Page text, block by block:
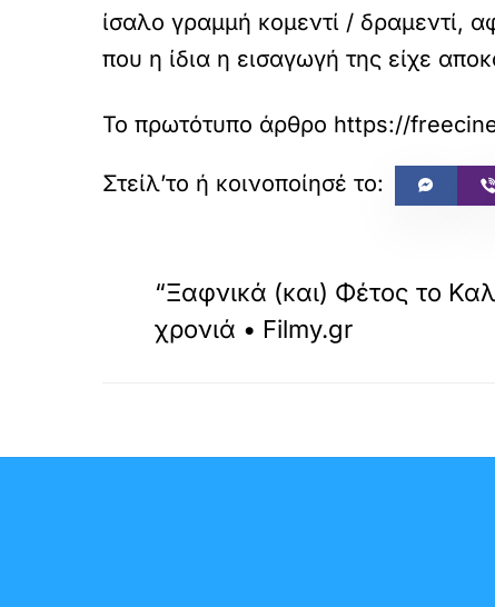
ίσαλο γραμμή κομεντί / δραμεντί,
που η ίδια η εισαγωγή της είχε
Το πρωτότυπο άρθρο https://
“Ξαφνικά (και) Φέτος το
χρονιά • Filmy.gr